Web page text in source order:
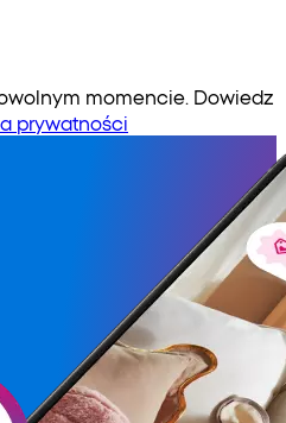
momencie. Dowiedz
prywatności